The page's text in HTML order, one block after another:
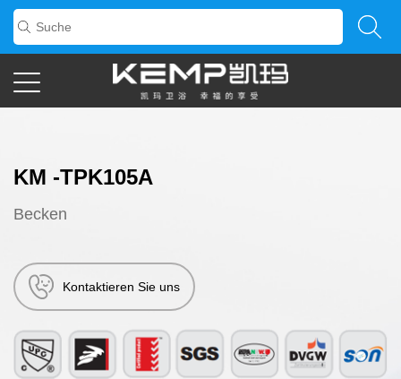
KM -TPK105A
Becken
Kontaktieren Sie uns